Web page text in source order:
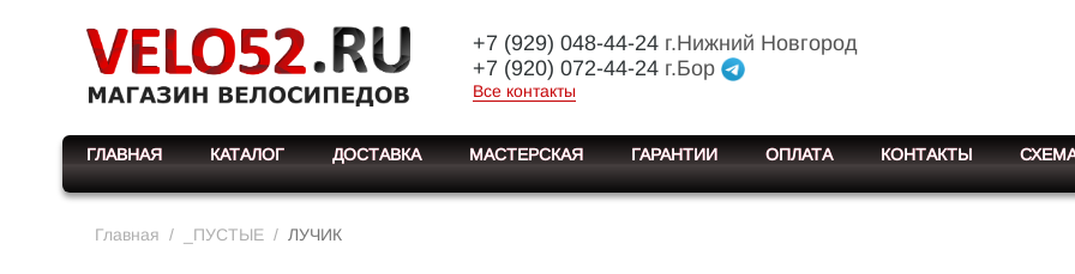
+7 (929) 048-44-24г.Нижний Новгород
+7 (920) 072-44-24г.Бор
Все контакты
ГЛАВНАЯ КАТАЛОГ ДОСТАВКА МАСТЕРСКАЯ ГАРАНТИИ ОПЛАТА КОНТАКТЫ
Главная / _ПУСТЫЕ / ЛУЧИК